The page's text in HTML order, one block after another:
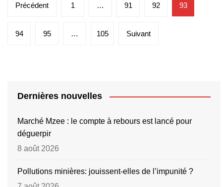
publications
Précédent 1 … 91 92 93
94 95 … 105 Suivant
Dernières nouvelles
Marché Mzee : le compte à rebours est lancé pour
déguerpir
8 août 2026
Pollutions minières: jouissent-elles de l’impunité ?